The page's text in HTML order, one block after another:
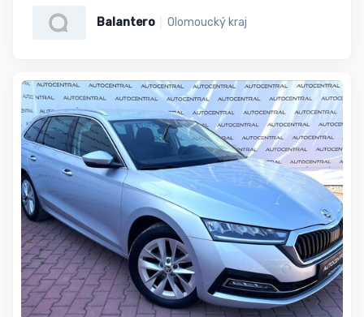
Balantero Olomoucký kraj